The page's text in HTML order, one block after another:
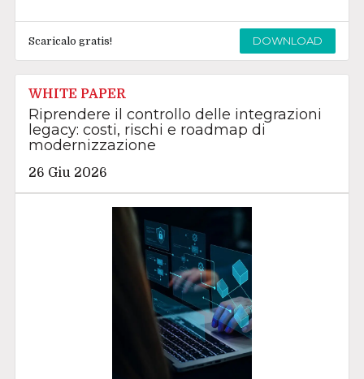
Scaricalo gratis! DOWNLOAD
WHITE PAPER
Riprendere il controllo delle integrazioni
legacy: costi, rischi e roadmap di
modernizzazione
26 Giu 2026